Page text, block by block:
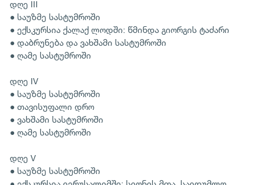
დღე III
● საუზმე სასტუმროში
● ექსკურსია ქალაქ ლოდში: წმინდა გიორგის ტაძარი
● დაბრუნება და ვახშამი სასტუმროში
● ღამე სასტუმროში
დღე IV
● საუზმე სასტუმროში
● თავისუფალი დრო
● ვახშამი სასტუმროში
● ღამე სასტუმროში
დღე V
● საუზმე სასტუმროში